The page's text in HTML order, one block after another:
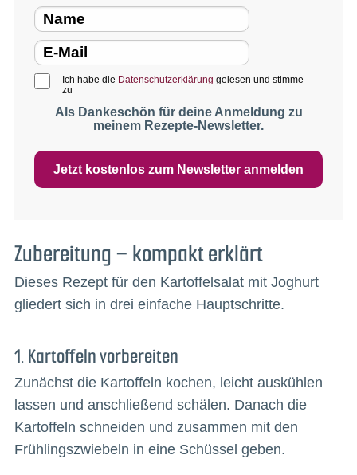
Ich habe die Datenschutzerklärung gelesen und stimme
zu
Als Dankeschön für deine Anmeldung zu
meinem Rezepte-Newsletter.
Jetzt kostenlos zum Newsletter anmelden
Zubereitung – kompakt erklärt
Dieses Rezept für den Kartoffelsalat mit Joghurt
gliedert sich in drei einfache Hauptschritte.
1. Kartoffeln vorbereiten
Zunächst die Kartoffeln kochen, leicht auskühlen
lassen und anschließend schälen. Danach die
Kartoffeln schneiden und zusammen mit den
Frühlingszwiebeln in eine Schüssel geben.